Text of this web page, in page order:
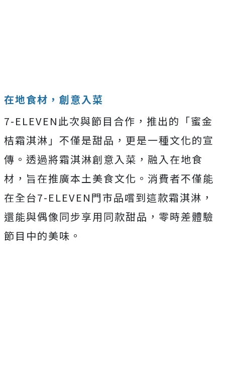
在地食材，創意入菜
7-ELEVEN此次與節目合作，推出的「蜜金
桔霜淇淋」不僅是甜品，更是一種文化的宣
傳。透過將霜淇淋創意入菜，融入在地食
材，旨在推廣本土美食文化。消費者不僅能
在全台7-ELEVEN門市品嚐到這款霜淇淋，
還能與偶像同步享用同款甜品，零時差體驗
節目中的美味。